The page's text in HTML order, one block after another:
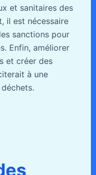
et sanitaires des
il est nécessaire
sanctions pour
Enfin, améliorer
et créer des
à une